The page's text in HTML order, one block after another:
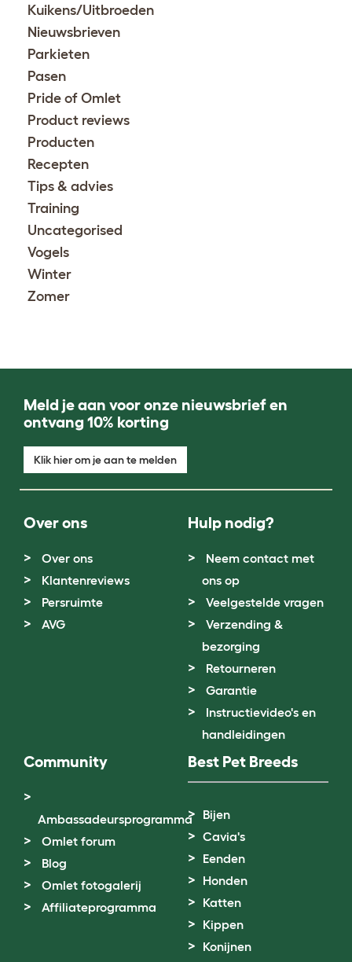
Kuikens/Uitbroeden
Nieuwsbrieven
Parkieten
Pasen
Pride of Omlet
Product reviews
Producten
Recepten
Tips & advies
Training
Uncategorised
Vogels
Winter
Zomer
Meld je aan voor onze nieuwsbrief en
ontvang 10% korting
Klik hier om je aan te melden
Over ons
Over ons
Klantenreviews
Persruimte
AVG
Hulp nodig?
Neem contact met
ons op
Veelgestelde vragen
Verzending &
bezorging
Retourneren
Garantie
Instructievideo's en
handleidingen
Community
Ambassadeursprogramma
Omlet forum
Blog
Omlet fotogalerij
Affiliateprogramma
Best Pet Breeds
Bijen
Cavia's
Eenden
Honden
Katten
Kippen
Konijnen